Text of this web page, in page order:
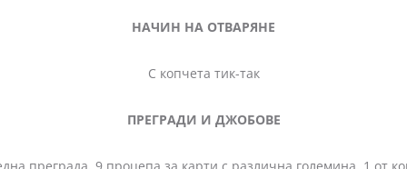
НАЧИН НА ОТВАРЯНЕ
С копчета тик-так
ПРЕГРАДИ И ДЖОБОВЕ